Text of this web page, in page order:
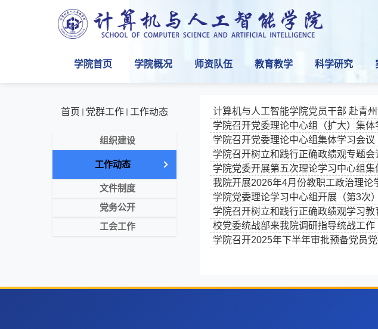
学院首页 学院概况 师资队伍 教育教学 科学研究
首页 党群工作 工作动态
组织建设
工作动态
文件制度
党务公开
工会工作
计算机与人工智能学院党员干部 赴青
学院召开党委理论中心组（扩大）集体
学院召开党委理论中心组集体学习会议
学院召开树立和践行正确政绩观专题会
学院党委开展第五次理论学习中心组集
我院开展2026年4月份教职工政治理论
学院党委理论学习中心组开展（第3次
学院召开树立和践行正确政绩观学习教
校党委统战部来我院调研指导统战工作
学院召开2025年下半年审批预备党员